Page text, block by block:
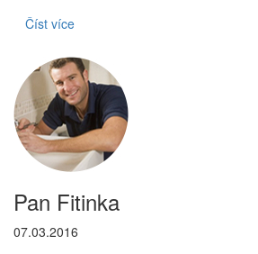
Číst více
Pan Fitinka
07.03.2016